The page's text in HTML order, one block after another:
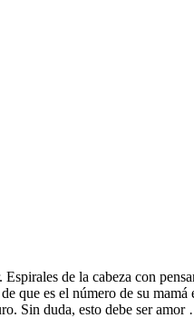
de la cabeza con
que es el número de su
Sin duda, esto debe ser amor